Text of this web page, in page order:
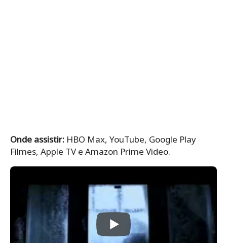
Onde assistir: HBO Max, YouTube, Google Play
Filmes, Apple TV e Amazon Prime Video.